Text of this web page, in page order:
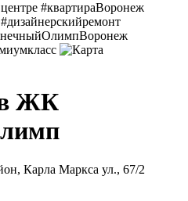
#квартираВоронеж
в ЖК
Карла Маркса ул., 67/2